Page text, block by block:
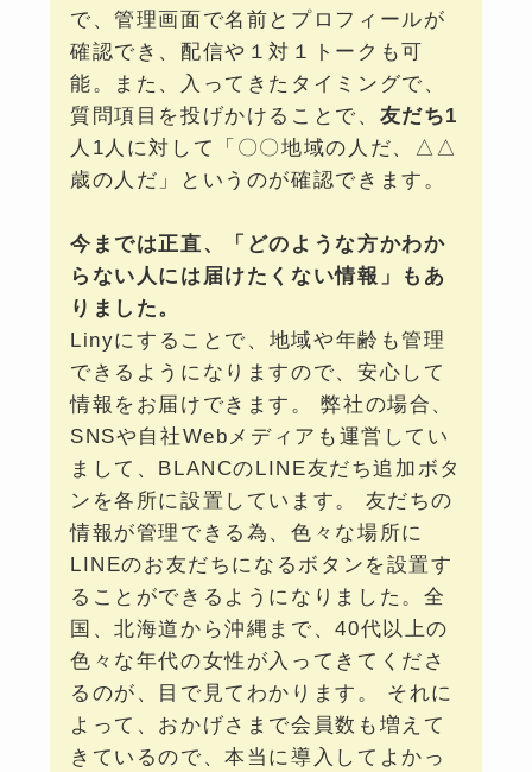
で、管理画面で名前とプロフィールが
確認でき、配信や１対１トークも可
能。また、入ってきたタイミングで、
質問項目を投げかけることで、 友だち1
人1人に対して「〇〇地域の人だ、△△
歳の人だ」というのが確認できます。
今までは正直、「どのような方かわか
らない人には届けたくない情報」もあ
りました。
Linyにすることで、地域や年齢も管理
できるようになりますので、安心して
情報をお届けできます。 弊社の場合、
SNSや自社Webメディアも運営してい
まして、BLANCのLINE友だち追加ボタ
ンを各所に設置しています。 友だちの
情報が管理できる為、色々な場所に
LINEのお友だちになるボタンを設置す
ることができるようになりました。全
国、北海道から沖縄まで、40代以上の
色々な年代の女性が入ってきてくださ
るのが、目で見てわかります。 それに
よって、おかげさまで会員数も増えて
きているので、本当に導入してよかっ